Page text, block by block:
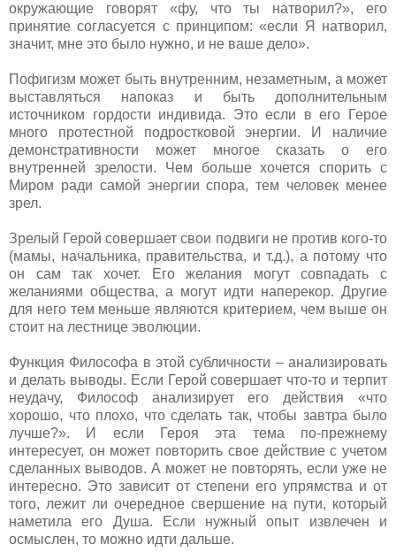
окружающие говорят «фу, что ты натворил?», его
принятие согласуется с принципом: «если Я натворил,
значит, мне это было нужно, и не ваше дело».
Пофигизм может быть внутренним, незаметным, а может
выставляться напоказ и быть дополнительным
источником гордости индивида. Это если в его Герое
много протестной подростковой энергии. И наличие
демонстративности может многое сказать о его
внутренней зрелости. Чем больше хочется спорить с
Миром ради самой энергии спора, тем человек менее
зрел.
Зрелый Герой совершает свои подвиги не против кого-то
(мамы, начальника, правительства, и т.д.), а потому что
он сам так хочет. Его желания могут совпадать с
желаниями общества, а могут идти наперекор. Другие
для него тем меньше являются критерием, чем выше он
стоит на лестнице эволюции.
Функция Философа в этой субличности – анализировать
и делать выводы. Если Герой совершает что-то и терпит
неудачу, Философ анализирует его действия «что
хорошо, что плохо, что сделать так, чтобы завтра было
лучше?». И если Героя эта тема по-прежнему
интересует, он может повторить свое действие с учетом
сделанных выводов. А может не повторять, если уже не
интересно. Это зависит от степени его упрямства и от
того, лежит ли очередное свершение на пути, который
наметила его Душа. Если нужный опыт извлечен и
осмыслен, то можно идти дальше.